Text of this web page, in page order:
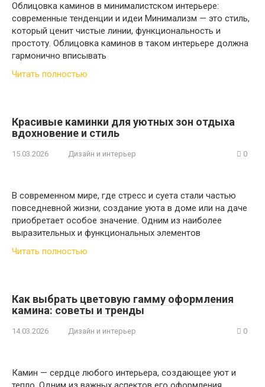
Облицовка каминов в минималистском интерьере:
современные тенденции и идеи Минимализм — это стиль,
который ценит чистые линии, функциональность и
простоту. Облицовка каминов в таком интерьере должна
гармонично вписывать
Читать полностью
Красивые каминки для уютных зон отдыха
вдохновение и стиль
15.03.2026 Дизайн и интерьер 0
В современном мире, где стресс и суета стали частью
повседневной жизни, создание уюта в доме или на даче
приобретает особое значение. Одним из наиболее
выразительных и функциональных элементов
Читать полностью
Как выбрать цветовую гамму оформления
камина: советы и тренды
14.03.2026 Дизайн и интерьер 0
Камин — сердце любого интерьера, создающее уют и